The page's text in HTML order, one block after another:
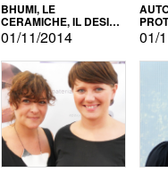
BHUMI, LE
CERAMICHE, IL DESIGN
E L'AUTOPRODUZIONE
01/11/2014 01/